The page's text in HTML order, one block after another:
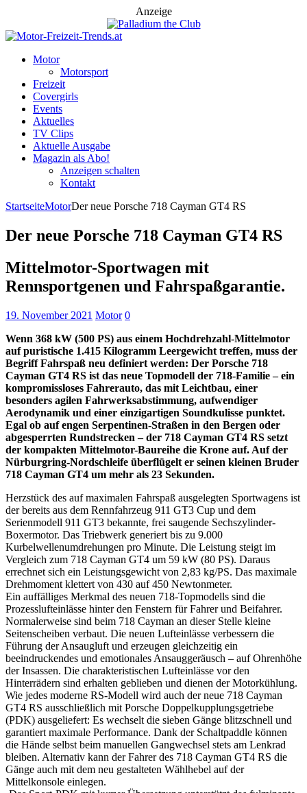
Anzeige
Motor
Motorsport
Freizeit
Covergirls
Events
Aktuelles
TV Clips
Aktuelle Ausgabe
Magazin als Abo!
Anzeigen schalten
Kontakt
StartseiteMotorDer neue Porsche 718 Cayman GT4 RS
Der neue Porsche 718 Cayman GT4 RS
Mittelmotor-Sportwagen mit
Rennsportgenen und Fahrspaßgarantie.
19. November 2021 Motor 0
Wenn 368 kW (500 PS) aus einem Hochdrehzahl-Mittelmotor
auf puristische 1.415 Kilogramm Leergewicht treffen, muss der
Begriff Fahrspaß neu definiert werden: Der Porsche 718
Cayman GT4 RS ist das neue Topmodell der 718-Familie – ein
kompromissloses Fahrerauto, das mit Leichtbau, einer
besonders agilen Fahrwerksabstimmung, aufwendiger
Aerodynamik und einer einzigartigen Soundkulisse punktet.
Egal ob auf engen Serpentinen-Straßen in den Bergen oder
abgesperrten Rundstrecken – der 718 Cayman GT4 RS setzt
der kompakten Mittelmotor-Baureihe die Krone auf. Auf der
Nürburgring-Nordschleife überflügelt er seinen kleinen Bruder
718 Cayman GT4 um mehr als 23 Sekunden.
Herzstück des auf maximalen Fahrspaß ausgelegten Sportwagens ist
der bereits aus dem Rennfahrzeug 911 GT3 Cup und dem
Serienmodell 911 GT3 bekannte, frei saugende Sechszylinder-
Boxermotor. Das Triebwerk generiert bis zu 9.000
Kurbelwellenumdrehungen pro Minute. Die Leistung steigt im
Vergleich zum 718 Cayman GT4 um 59 kW (80 PS). Daraus
errechnet sich ein Leistungsgewicht von 2,83 kg/PS. Das maximale
Drehmoment klettert von 430 auf 450 Newtonmeter.
Ein auffälliges Merkmal des neuen 718-Topmodells sind die
Prozesslufteinlässe hinter den Fenstern für Fahrer und Beifahrer.
Normalerweise sind beim 718 Cayman an dieser Stelle kleine
Seitenscheiben verbaut. Die neuen Lufteinlässe verbessern die
Führung der Ansaugluft und erzeugen gleichzeitig ein
beeindruckendes und emotionales Ansauggeräusch – auf Ohrenhöhe
der Insassen. Die charakteristischen Lufteinlässe vor den
Hinterrädern sind erhalten geblieben und dienen der Motorkühlung.
Wie jedes moderne RS-Modell wird auch der neue 718 Cayman
GT4 RS ausschließlich mit Porsche Doppelkupplungsgetriebe
(PDK) ausgeliefert: Es wechselt die sieben Gänge blitzschnell und
garantiert maximale Performance. Dank der Schaltpaddle können
die Hände selbst beim manuellen Gangwechsel stets am Lenkrad
bleiben. Alternativ kann der Fahrer des 718 Cayman GT4 RS die
Gänge auch mit dem neu gestalteten Wählhebel auf der
Mittelkonsole einlegen.